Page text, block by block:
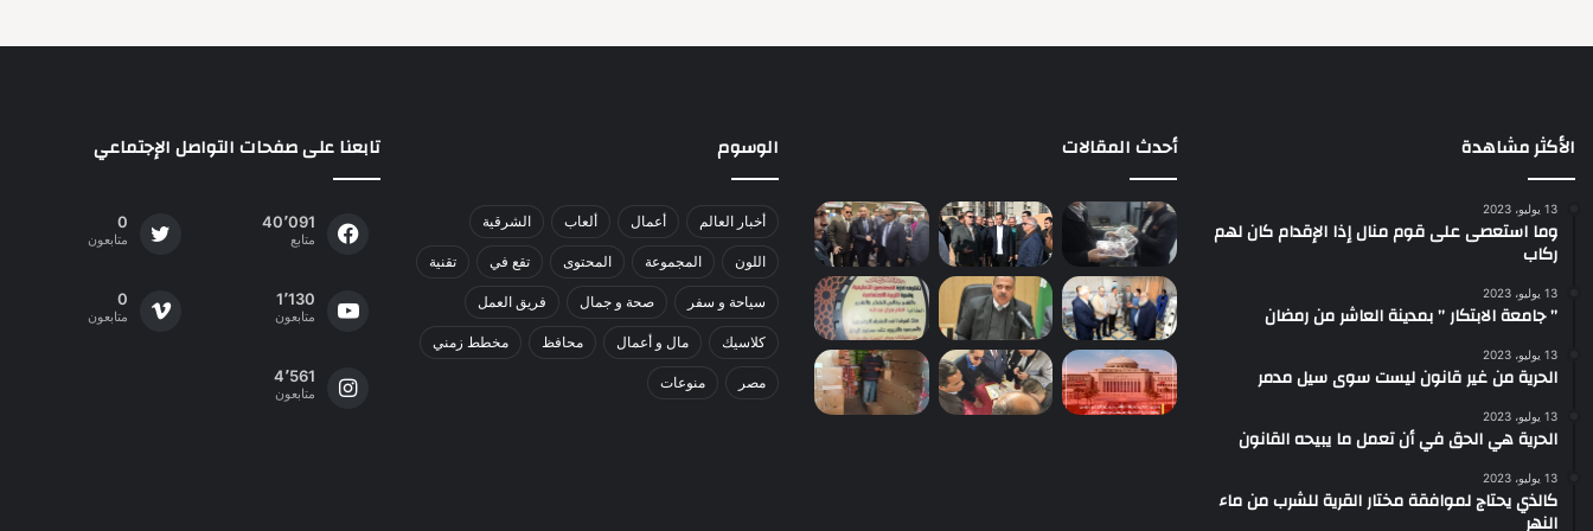
الأكثر مشاهدة
13 يوليو، 2023
وما استعصى على قوم منال إذا الإقدام كان لهم
ركاب
13 يوليو، 2023
” جامعة الابتكار ” بمدينة العاشر من رمضان
13 يوليو، 2023
الحرية من غير قانون ليست سوى سيل مدمر
13 يوليو، 2023
الحرية هي الحق في أن تعمل ما يبيحه القانون
13 يوليو، 2023
كالذي يحتاج لموافقة مختار القرية للشرب من ماء
النهر
أحدث المقالات الوسوم
أخبار العالم أعمال ألعاب الشرقية
اللون المجموعة المحتوى تقع في تقنية
سياحة و سفر صحة و جمال فريق العمل
كلاسيك مال و أعمال محافظ مخطط زمني
مصر منوعات
تابعنا على صفحات التواصل الإجتماعي
40٬091
متابع
0
متابعون
1٬130
متابعون
0
متابعون
4٬561
متابعون